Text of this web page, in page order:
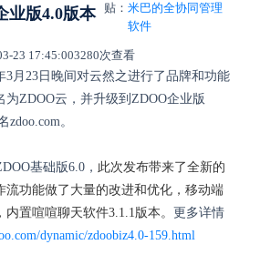
业版4.0版本
贴： 米巴的全协同管理
软件
23 17:45:003280次查看
3月23日晚间对云然之进行了品牌和功能
为ZDOO云，并升级到ZDOO企业版
。
基础版6.0， 此次发布带来了全新的
流功能做了大量的改进和优化，移动端
置喧喧聊天软件3.1.1版本。 更多详情
dynamic/zdoobiz4.0-159.html